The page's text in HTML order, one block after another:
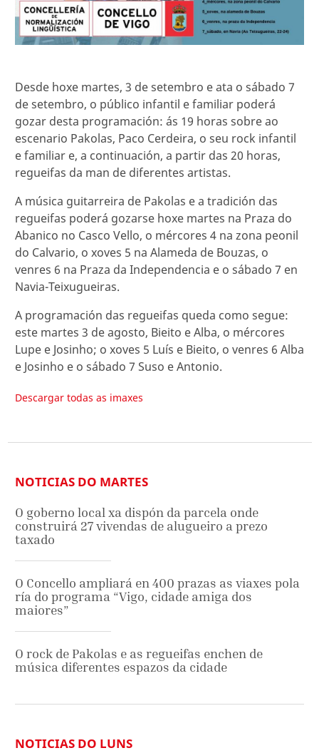
Desde hoxe martes, 3 de setembro e ata o sábado 7
de setembro, o público infantil e familiar poderá
gozar desta programación: ás 19 horas sobre ao
escenario Pakolas, Paco Cerdeira, o seu rock infantil
e familiar e, a continuación, a partir das 20 horas,
regueifas da man de diferentes artistas.
A música guitarreira de Pakolas e a tradición das
regueifas poderá gozarse hoxe martes na Praza do
Abanico no Casco Vello, o mércores 4 na zona peonil
do Calvario, o xoves 5 na Alameda de Bouzas, o
venres 6 na Praza da Independencia e o sábado 7 en
Navia-Teixugueiras.
A programación das regueifas queda como segue:
este martes 3 de agosto, Bieito e Alba, o mércores
Lupe e Josinho; o xoves 5 Luís e Bieito, o venres 6 Alba
e Josinho e o sábado 7 Suso e Antonio.
Descargar todas as imaxes
NOTICIAS DO MARTES
O goberno local xa dispón da parcela onde
construirá 27 vivendas de alugueiro a prezo
taxado
O Concello ampliará en 400 prazas as viaxes pola
ría do programa “Vigo, cidade amiga dos
maiores”
O rock de Pakolas e as regueifas enchen de
música diferentes espazos da cidade
NOTICIAS DO LUNS